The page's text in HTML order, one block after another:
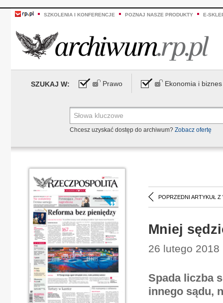
SZKOLENIA I KONFERENCJE POZNAJ NASZE PRODUKTY E-
SZUKAJ W: Prawo Ekonomia i biznes
Chcesz uzyskać dostęp do archiwum? Zobacz ofertę
POPRZEDNI ARTYKUŁ Z
Mniej
26 lutego 2018
Spada liczba
innego sądu,